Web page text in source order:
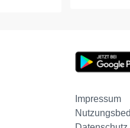
Impressum